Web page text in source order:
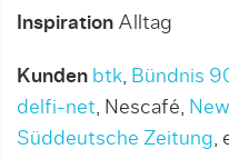
Inspiration Alltag
Kunden btk, Bündnis
delfi-net, Nescafé,
Süddeutsche Zeitung,